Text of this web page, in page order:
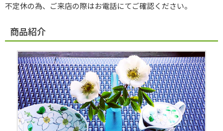
不定休の為、ご来店の際はお電話にてご確認ください。
商品紹介